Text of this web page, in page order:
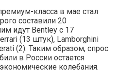
класса в мае стал
составили 20
идут Bentley с 17
(13 штук), Lamborghini
(2). Таким образом, спрос
в России остается
колебания.